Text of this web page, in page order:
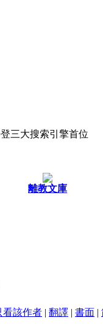
三大搜索引擎首位
離教文庫
看該作者 | 翻譯 | 書面 |